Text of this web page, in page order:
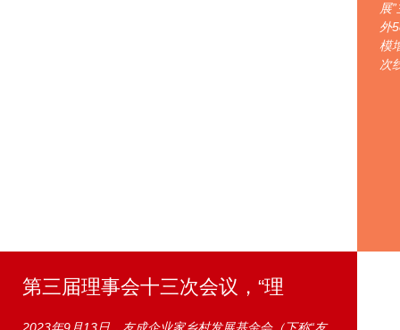
第三届理事会十三次会议，“理
展
外
模
次